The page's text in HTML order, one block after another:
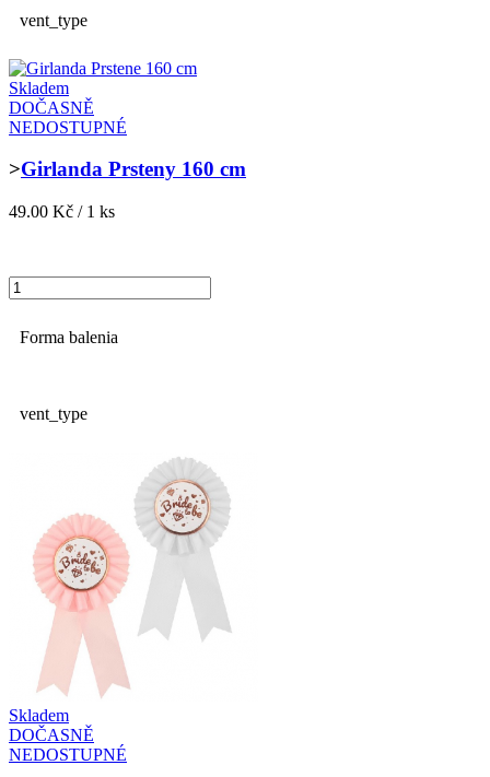
vent_type
Skladem
DOČASNĚ
NEDOSTUPNÉ
>Girlanda Prsteny 160 cm
49.00 Kč / 1 ks
Forma balenia
vent_type
Skladem
DOČASNĚ
NEDOSTUPNÉ